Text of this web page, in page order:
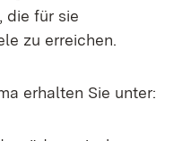
die für sie
zu erreichen.
erhalten Sie unter: